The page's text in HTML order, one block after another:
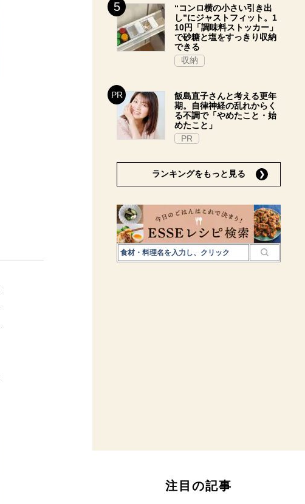
“コンロ横の小さい引き出
し”にジャストフィット。1
10円「調味料ストッカー」
で砂糖と塩をすっきり収納
できる
収納
飯島直子さんと考える更年
期。自律神経の乱れからく
る不調で「やめたこと・始
めたこと」
PR
ランキングをもっと見る
注目の記事